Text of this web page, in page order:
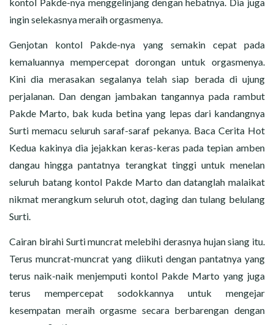
kontol Pakde-nya menggelinjang dengan hebatnya. Dia juga
ingin selekasnya meraih orgasmenya.
Genjotan kontol Pakde-nya yang semakin cepat pada
kemaluannya mempercepat dorongan untuk orgasmenya.
Kini dia merasakan segalanya telah siap berada di ujung
perjalanan. Dan dengan jambakan tangannya pada rambut
Pakde Marto, bak kuda betina yang lepas dari kandangnya
Surti memacu seluruh saraf-saraf pekanya. Baca Cerita Hot
Kedua kakinya dia jejakkan keras-keras pada tepian amben
dangau hingga pantatnya terangkat tinggi untuk menelan
seluruh batang kontol Pakde Marto dan datanglah malaikat
nikmat merangkum seluruh otot, daging dan tulang belulang
Surti.
Cairan birahi Surti muncrat melebihi derasnya hujan siang itu.
Terus muncrat-muncrat yang diikuti dengan pantatnya yang
terus naik-naik menjemputi kontol Pakde Marto yang juga
terus mempercepat sodokkannya untuk mengejar
kesempatan meraih orgasme secara berbarengan dengan